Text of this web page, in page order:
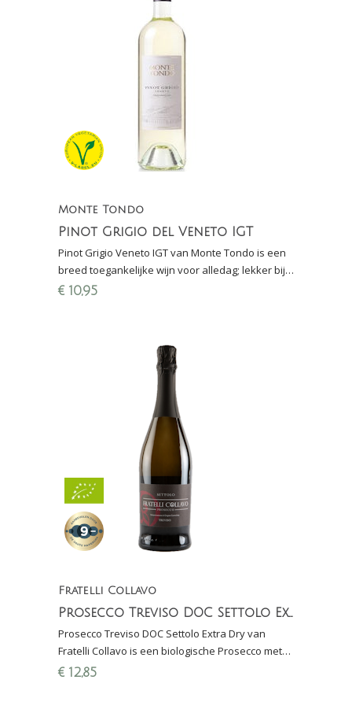
Monte Tondo
Pinot Grigio del Veneto IGT
Pinot Grigio Veneto IGT van Monte Tondo is een
breed toegankelijke wijn voor alledag; lekker bij
carpaccio, gevogelte (kip), zalm en asperges
€ 10,95
Fratelli Collavo
Prosecco Treviso DOC Settolo Extra Dry (biologisch)
Prosecco Treviso DOC Settolo Extra Dry van
Fratelli Collavo is een biologische Prosecco met
zachte zuren en zuivere aroma's van perzik en
€ 12,85